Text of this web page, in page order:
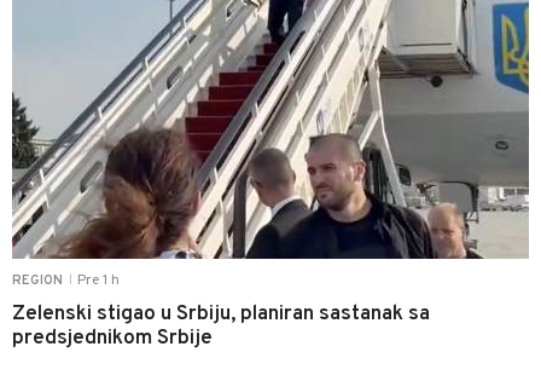
REGION Pre 1 h
Zelenski stigao u Srbiju, planiran sastanak sa
predsjednikom Srbije